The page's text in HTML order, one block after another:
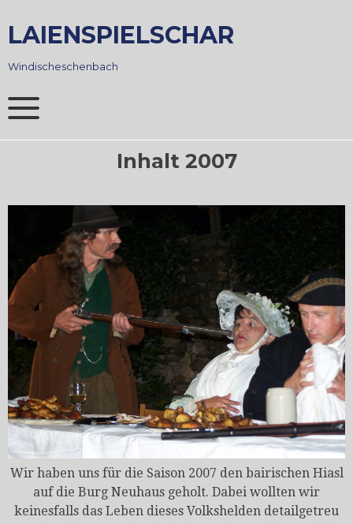
to
content
LAIENSPIELSCHAR
Windischeschenbach
Inhalt 2007
Wir haben uns für die Saison 2007 den bairischen Hiasl
auf die Burg Neuhaus geholt. Dabei wollten wir
keinesfalls das Leben dieses Volkshelden detailgetreu